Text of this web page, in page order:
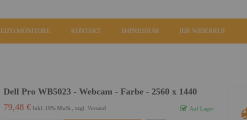
EIZO MONITORE KONTAKT IMPRESSUM IHR WIDERRUF
Dell Pro WB5023 - Webcam - Farbe - 2560 x 1440
Auf Lager
79,48 € Inkl. 19% MwSt., zzgl. Versand